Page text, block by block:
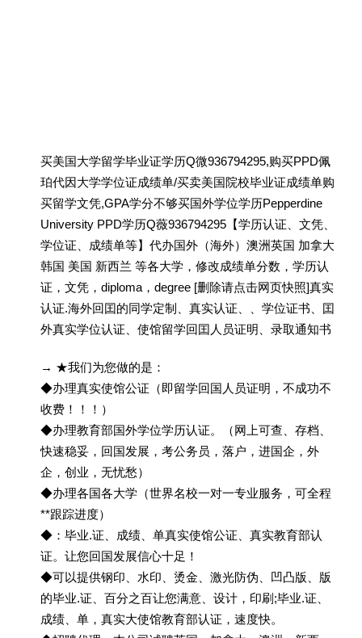
买美国大学留学毕业证学历Q微936794295,购买PPD佩
珀代因大学学位证成绩单/买卖美国院校毕业证成绩单购
买留学文凭,GPA学分不够买国外学位学历Pepperdine
University PPD学历Q薇936794295【学历认证、文凭、
学位证、成绩单等】代办国外（海外）澳洲英国 加拿大
韩国 美国 新西兰 等各大学，修改成绩单分数，学历认
证，文凭，diploma，degree [删除请点击网页快照]真实
认证.海外回囯的同学定制、真实认证、、学位证书、囯
外真实学位认证、使馆留学回囯人员证明、录取通知书
→ ★我们为您做的是：
◆办理真实使馆公证（即留学回国人员证明，不成功不
收费！！！）
◆办理教育部国外学位学历认证。（网上可查、存档、
快速稳妥，回国发展，考公务员，落户，进国企，外
企，创业，无忧愁）
◆办理各国各大学（世界名校一对一专业服务，可全程
**跟踪进度）
◆：毕业.证、成绩、单真实使馆公证、真实教育部认
证。让您回国发展信心十足！
◆可以提供钢印、水印、烫金、激光防伪、凹凸版、版
的毕业.证、百分之百让您满意、设计，印刷;毕业.证、
成绩、单，真实大使馆教育部认证，速度快。